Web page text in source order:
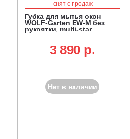
снят с продаж
Губка для мытья окон
WOLF-Garten EW-M без
рукоятки, multi-star
3 890 p.
Нет в наличии